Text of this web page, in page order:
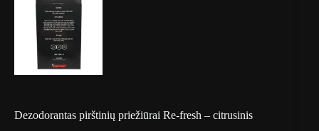
Dezodorantas pirštinių priežiūrai Re-fresh – citrusinis